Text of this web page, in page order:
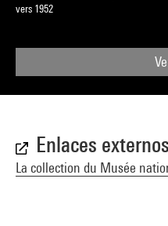
vers 1952
Enlaces externos
La collection du Musée